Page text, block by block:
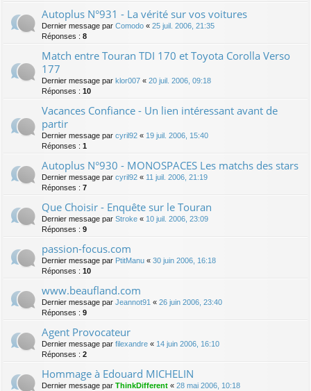
Autoplus N°931 - La vérité sur vos voitures
Dernier message par Comodo « 25 juil. 2006, 21:35
Réponses : 8
Match entre Touran TDI 170 et Toyota Corolla Verso
177
Dernier message par klor007 « 20 juil. 2006, 09:18
Réponses : 10
Vacances Confiance - Un lien intéressant avant de
partir
Dernier message par cyril92 « 19 juil. 2006, 15:40
Réponses : 1
Autoplus N°930 - MONOSPACES Les matchs des stars
Dernier message par cyril92 « 11 juil. 2006, 21:19
Réponses : 7
Que Choisir - Enquête sur le Touran
Dernier message par Stroke « 10 juil. 2006, 23:09
Réponses : 9
passion-focus.com
Dernier message par PtitManu « 30 juin 2006, 16:18
Réponses : 10
www.beaufland.com
Dernier message par Jeannot91 « 26 juin 2006, 23:40
Réponses : 9
Agent Provocateur
Dernier message par filexandre « 14 juin 2006, 16:10
Réponses : 2
Hommage à Edouard MICHELIN
Dernier message par ThinkDifferent « 28 mai 2006, 10:18